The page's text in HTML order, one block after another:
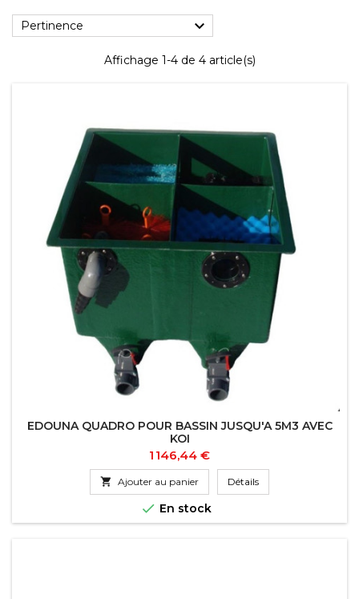
Pertinence 
Affichage 1-4 de 4 article(s)
EDOUNA QUADRO POUR BASSIN JUSQU'A 5M3 AVEC
KOI
Prix
1 146,44 €
 Ajouter au panier Détails
 En stock